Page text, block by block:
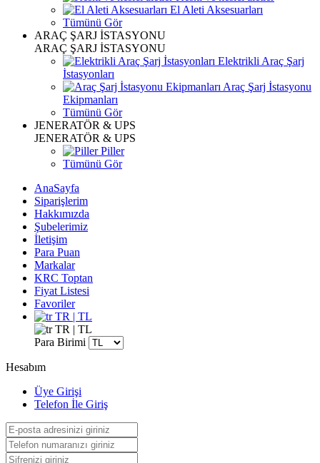
El Aleti Aksesuarları
Tümünü Gör
ARAÇ ŞARJ İSTASYONU
ARAÇ ŞARJ İSTASYONU
Elektrikli Araç Şarj
İstasyonları
Araç Şarj İstasyonu
Ekipmanları
Tümünü Gör
JENERATÖR & UPS
JENERATÖR & UPS
Piller
Tümünü Gör
AnaSayfa
Siparişlerim
Hakkımızda
Şubelerimiz
İletişim
Para Puan
Markalar
KRC Toptan
Fiyat Listesi
Favoriler
TR | TL
TR | TL
Para Birimi
Hesabım
Üye Girişi
Telefon İle Giriş